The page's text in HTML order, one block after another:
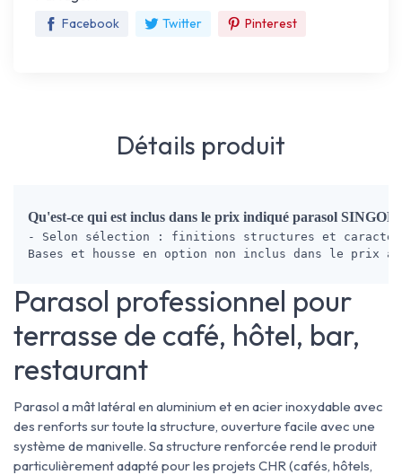
Facebook Twitter Pinterest
Détails produit
Qu'est-ce qui est inclus dans le prix indiqué parasol
- Selon sélection : finitions structures et
Bases et housse en option non inclus dans le prix
Parasol professionnel pour
terrasse de café, hôtel, bar,
restaurant
Parasol a mât latéral en aluminium et en acier inoxydable avec
des renforts sur toute la structure, ouverture facile avec une
système de manivelle. Sa structure renforcée rend le produit
particulièrement adapté pour les projets CHR (cafés, hôtels,